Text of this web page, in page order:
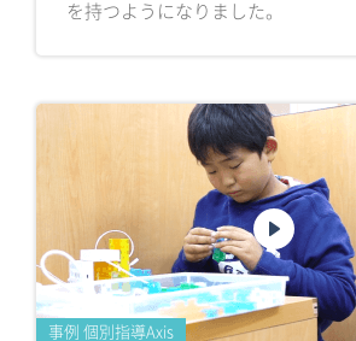
を持つようになりました。
事例 個別指導Axis